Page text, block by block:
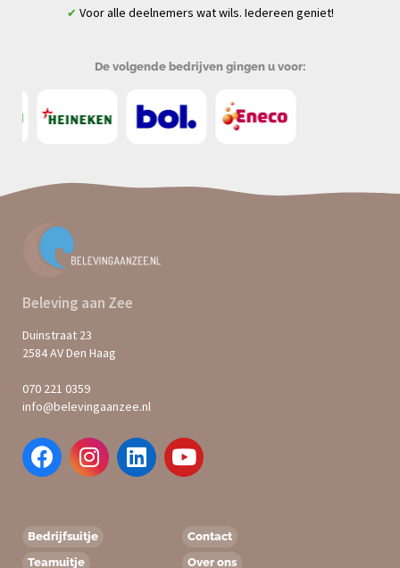
✔ Voor alle deelnemers wat wils. Iedereen geniet!
De volgende bedrijven gingen u voor:
Beleving aan Zee
Duinstraat 23
2584 AV Den Haag
070 221 0359
info@belevingaanzee.nl
Bedrijfsuitje
Teamuitje
Contact
Over ons